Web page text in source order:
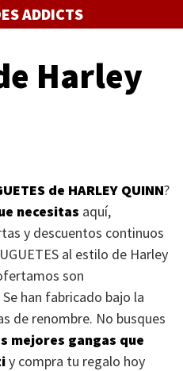
ADDICTS
Harley
de HARLEY QUINN?
necesitas aquí,
y descuentos continuos
al estilo de Harley
son
han fabricado bajo la
de renombre. No busques
mejores gangas que
y compra tu regalo hoy